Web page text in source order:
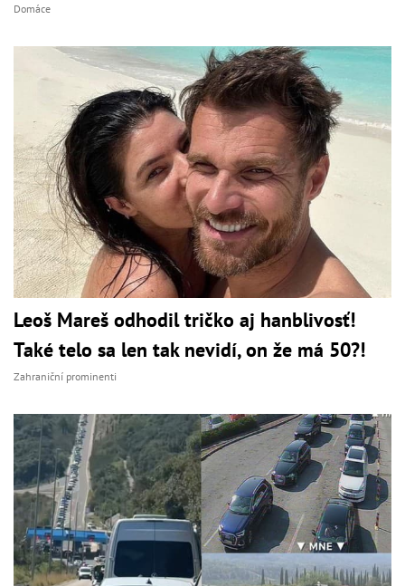
Domáce
Leoš Mareš odhodil tričko aj hanblivosť!
Také telo sa len tak nevidí, on že má 50?!
Zahraniční prominenti